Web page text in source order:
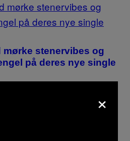
mørke stenervibes og
på deres nye single
×